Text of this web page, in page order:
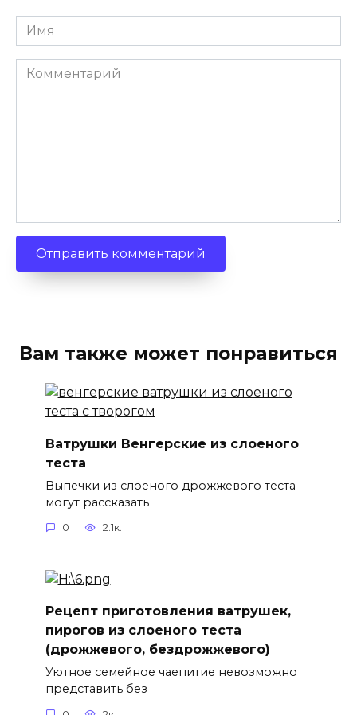
Имя
Комментарий
Вам также может понравиться
Ватрушки Венгерские из слоеного
теста
Выпечки из слоеного дрожжевого теста
могут рассказать
0 2.1к.
Рецепт приготовления ватрушек,
пирогов из слоеного теста
(дрожжевого, бездрожжевого)
Уютное семейное чаепитие невозможно
представить без